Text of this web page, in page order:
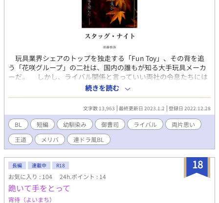
玩具業界シェアのトップを独走する「Fun Toy」、その背を追
う「花咲グループ」の二社は、国内の誰もが知る大手玩具メーカ
ーだ。 しかし、ライバル関係と言っていい両社の令息たちには
秘密があった。 ただただ世襲を重んじ、ならわしに沿って生き
ることが当然だと教え込まれていた二人。 敷かれたレールに背
くなど考えもせず、自社のために生きていく現実に何ら違和感を
抱くことがなかった二人は、周囲の厳格な大人に隠れ無二の親友
となった。 特別な境遇、特別な家柄、特別な人間関係が絡むこ
とのない普通の友情を育んだ末に、二人は障害だらけの恋に目覚
めてゆくのだが……。 俺達は、遅すぎた春に身を焦がし 背徳
の道を選んだ── ※ BLove様で行われました短編コンテスト、
テーマ「禁断の関係」出品作です。 ※ 同コンテストにて優秀賞
を頂きました。 応援してくださった皆さま、ありがとうございま
した！
続きを読む
文字数 13,963 最終更新日 2023.1.2 登録日 2022.12.28
BL 短編 幼馴染み 御曹司 ライバル
両片思い
王道
メリバ 連ドラ風BL
18
長編 連載中 R18
お気に入り : 104 24h.ポイント : 14
跪いて手をとって
宵待（よいまち）